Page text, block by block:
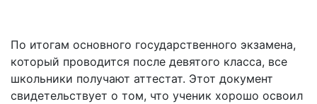
По итогам основного государственного экзамена,
который проводится после девятого класса, все
школьники получают аттестат. Этот документ
свидетельствует о том, что ученик хорошо освоил